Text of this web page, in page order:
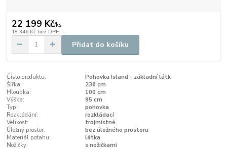
22 199 Kč/ks
18 346 Kč bez DPH
Přidat do košíku
Číslo produktu:
Pohovka Island - základní látk
Šířka:
236 cm
Hloubka:
100 cm
Výška:
95 cm
Typ:
pohovka
Rozkládání:
rozkládací
Velikost:
trojmístné
Úložný prostor:
bez úložného prostoru
Materiál potahu:
látka
Nožičky:
s nožičkami